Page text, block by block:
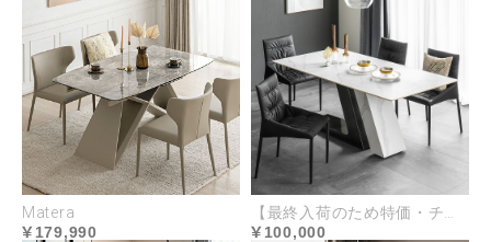
られるので、必要なときに面倒なく拡張できます。
使いやすさを考慮した 安全設
計
Matera
179,990
100,000